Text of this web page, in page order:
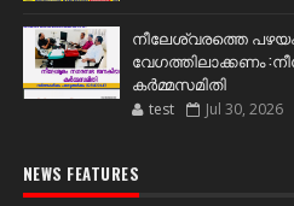
നീലേശ്വരത്തെ
വേഗത്തിലാക്കണം
കർമ്മസമിതി
test Jul 30, 2026
NEWS FEATURES